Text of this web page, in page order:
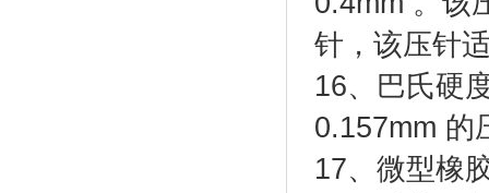
针，该压针
16、巴氏硬
0.157mm 的
17、微型橡